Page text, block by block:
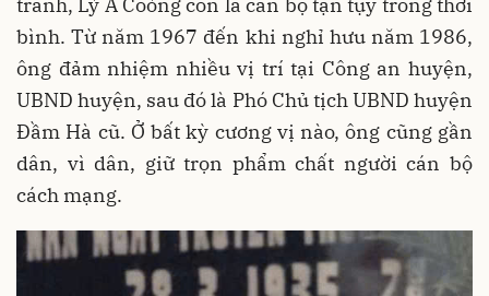
bình. Từ năm 1967 đến khi nghỉ hưu năm 1986,
ông đảm nhiệm nhiều vị trí tại Công an huyện,
UBND huyện, sau đó là Phó Chủ tịch UBND huyện
Đầm Hà cũ. Ở bất kỳ cương vị nào, ông cũng gần
dân, vì dân, giữ trọn phẩm chất người cán bộ
cách mạng.